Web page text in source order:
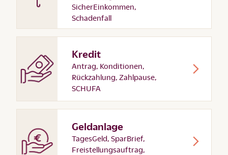
SicherEinkommen,
Schadenfall
Kredit
Antrag, Konditionen,
Rückzahlung, Zahlpause,
SCHUFA
Geldanlage
TagesGeld, SparBrief,
Freistellungsauftrag,